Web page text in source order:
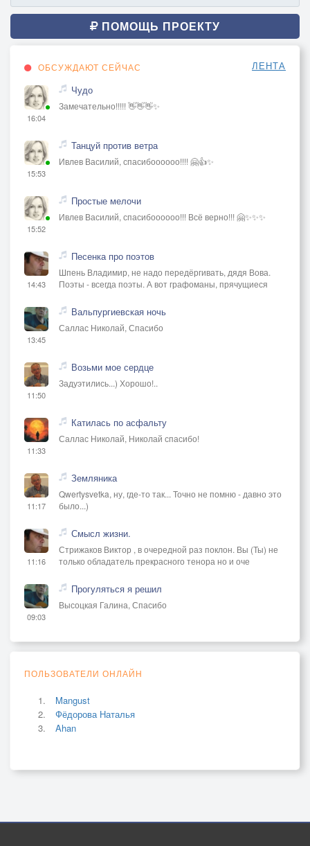
ПОМОЩЬ ПРОЕКТУ
ОБСУЖДАЮТ СЕЙЧАС ЛЕНТА
16:04
Чудо
Замечательно!!!!! 👋👋👋✨
15:53
Танцуй против ветра
Ивлев Василий, спасибоооооо!!!! 🤗👍✨
15:52
Простые мелочи
Ивлев Василий, спасибоооооо!!! Всё верно!!! 🤗✨✨✨
14:43
Песенка про поэтов
Шпень Владимир, не надо передёргивать, дядя Вова.
Поэты - всегда поэты. А вот графоманы, прячущиеся
13:45
Вальпургиевская ночь
Саллас Николай, Спасибо
11:50
Возьми мое сердце
Задуэтились...) Хорошо!..
11:33
Катилась по асфальту
Саллас Николай, Николай спасибо!
11:17
Земляника
Qwertysvetka, ну, где-то так... Точно не помню - давно это
было...)
11:16
Смысл жизни.
Стрижаков Виктор , в очередной раз поклон. Вы (Ты) не
только обладатель прекрасного тенора но и оче
09:03
Прогуляться я решил
Высоцкая Галина, Спасибо
ПОЛЬЗОВАТЕЛИ ОНЛАЙН
Mangust
Фёдорова Наталья
Ahan